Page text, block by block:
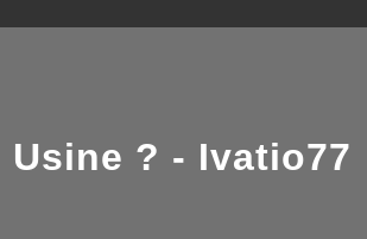
Usine ? - Ivatio77